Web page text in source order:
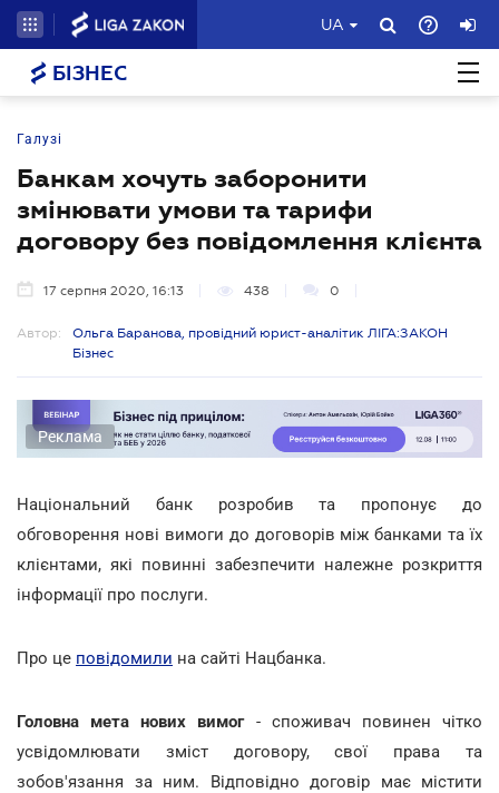
UA
БІЗНЕС
Галузі
Банкам хочуть заборонити
змінювати умови та тарифи
договору без повідомлення клієнта
17 серпня 2020, 16:13 438 0
Автор:
Ольга Баранова, провідний юрист-аналітик ЛІГА:ЗАКОН
Бізнес
Реклама
Національний банк розробив та пропонує до
обговорення нові вимоги до договорів між банками та їх
клієнтами, які повинні забезпечити належне розкриття
інформації про послуги.
Про це повідомили на сайті Нацбанка.
Головна мета нових вимог- споживач повинен чітко
усвідомлювати зміст договору, свої права та
зобов'язання за ним. Відповідно договір має містити